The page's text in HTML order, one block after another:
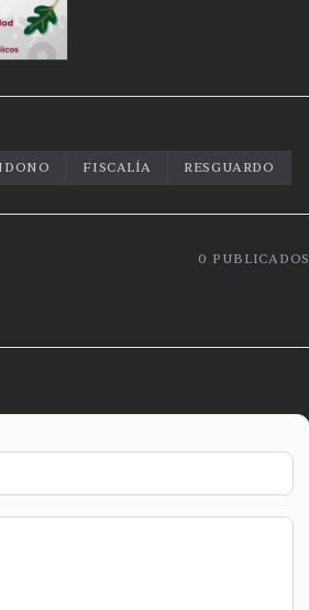
FISCALÍA RESGUARDO
0 PUBLICADOS